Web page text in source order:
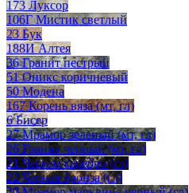
173 Луксор
106Г Мистик светлый
23 Бук
188И Алтея
36 Гранит пестрый
51 Оникс коричневый
50 Модена
167 Корень вяза (мт, гл)
6 Бисер
27 Мрамор зеленый (мт, гл)
26 Гранит черный (мт, гл)
21 Черное серебро (гл)
22 Черная бронза (гл)